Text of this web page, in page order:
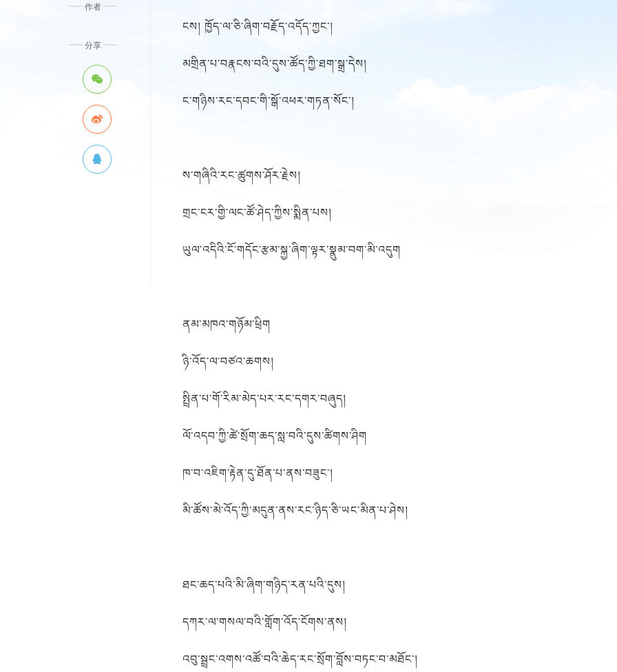
作者
分享
ངས། ཁྱོད་ལ་ཅི་ཞིག་བརྗོད་འདོད་ཀྱང་།
མགྲིན་པ་བརྣངས་བའི་དུས་ཚོད་ཀྱི་ཐག་སྒྲ་དེས།
ང་གཉིས་རང་དབང་གི་སྒོ་འཕར་གཏན་སོང་།
ས་གཞིའི་རང་ཚུགས་ཤོར་རྗེས།
གྲང་ངར་གྱི་ལང་ཚོ་ཤེད་ཀྱིས་སྨིན་པས།
ཡུལ་འདིའི་ངོ་གདོང་རྩམ་སྐྱ་ཞིག་ལྟར་སྣུམ་བག་མི་འདུག
ནམ་མཁའ་གཉོམ་ཕྲིག
ཉི་འོད་ལ་བཙའ་ཆགས།
སྤྲིན་པ་གོ་རིམ་མེད་པར་རང་དགར་བཞུད།
ལོ་འདབ་ཀྱི་ཚེ་སྲོག་ཆད་སླ་བའི་དུས་ཚིགས་ཤིག
ཁ་བ་འཇིག་རྟེན་དུ་ཐོན་པ་ནས་བཟུང་།
མི་ཚོས་མེ་འོད་ཀྱི་མདུན་ནས་རང་ཉིད་ཅི་ཡང་མིན་པ་ཤེས།
ཐང་ཆད་པའི་མི་ཞིག་གཉིད་རན་པའི་དུས།
དཀར་ལ་གསལ་བའི་གློག་འོད་ངོགས་ནས།
འབུ་སྦྲང་འགས་འཚོ་བའི་ཆེད་རང་སྲོག་བློས་བཏང་བ་མཐོང་།